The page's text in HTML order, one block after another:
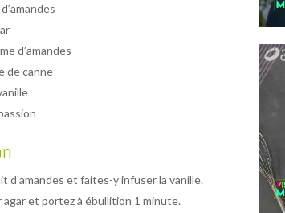
d’amandes
de canne
d’amandes et faites-y infuser la vanille.
agar et portez à ébullition 1 minute.